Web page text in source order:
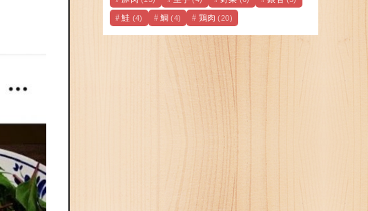
鮭 (4) 鯛 (4) 鶏肉 (20)